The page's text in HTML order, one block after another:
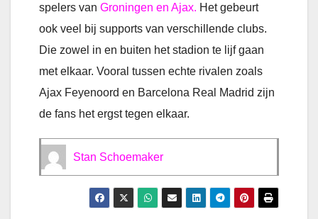
spelers van Groningen en Ajax. Het gebeurt
ook veel bij supports van verschillende clubs.
Die zowel in en buiten het stadion te lijf gaan
met elkaar. Vooral tussen echte rivalen zoals
Ajax Feyenoord en Barcelona Real Madrid zijn
de fans het ergst tegen elkaar.
Stan Schoemaker